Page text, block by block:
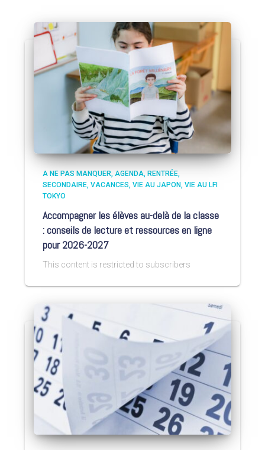
A NE PAS MANQUER AGENDA RENTRÉE
SECONDAIRE VACANCES VIE AU JAPON VIE AU LFI
TOKYO
Accompagner les élèves au-delà de la classe
: conseils de lecture et ressources en ligne
pour 2026-2027
This content is restricted to subscribers